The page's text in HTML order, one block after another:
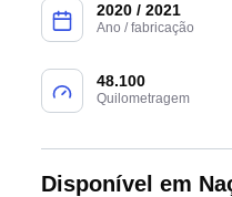
2020 / 2021
Ano / fabricação
48.100
Quilometragem
Disponível em